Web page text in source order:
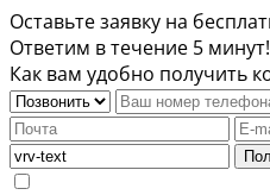
Оставьте заявку на
Ответим в течение 5 минут!
Как вам удобно получить